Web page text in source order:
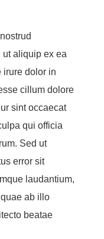
aliquip ex ea
irure dolor in
cillum dolore
sint occaecat
qui officia
Sed ut
error sit
laudantium,
ab illo
beatae